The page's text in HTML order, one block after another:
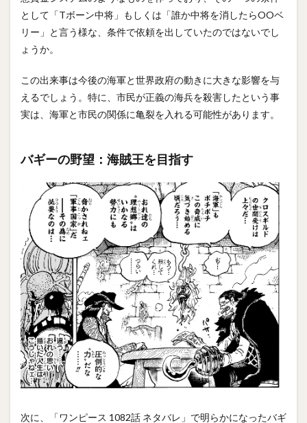
として「Tボーン中将」もしくは「誰か中将を消したらOOベ
リー」と言う様な、条件で依頼を出していたのではないでし
ょうか。
この出来事は今後の海軍と世界政府の動きに大きな影響を与
えるでしょう。特に、市民が正義の海兵を殺害したという事
実は、海軍と市民の関係に亀裂を入れる可能性があります。
バギーの野望：海賊王を目指す
次に、「ワンピース 1082話 ネタバレ」で明らかになったバギ